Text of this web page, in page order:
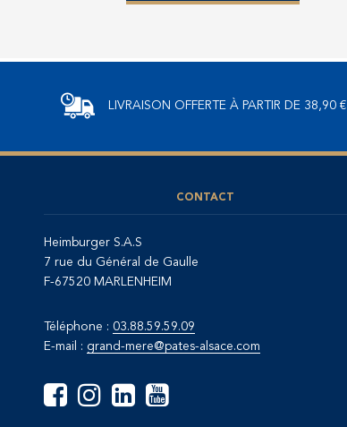
LIVRAISON OFFERTE À PARTIR DE 38,90 €
CONTACT
Heimburger S.A.S
7 rue du Général de Gaulle
F-67520 MARLENHEIM
Téléphone : 03.88.59.59.09
E-mail : grand-mere@pates-alsace.com